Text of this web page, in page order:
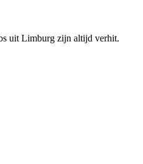
uit Limburg zijn altijd verhit.